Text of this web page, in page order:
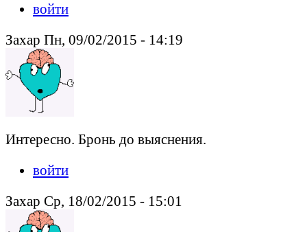
войти
Захар Пн, 09/02/2015 - 14:19
Интересно. Бронь до выяснения.
войти
Захар Ср, 18/02/2015 - 15:01